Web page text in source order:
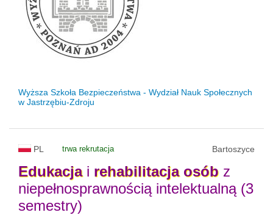
Wyższa Szkoła Bezpieczeństwa - Wydział Nauk Społecznych
w Jastrzębiu-Zdroju
PL trwa rekrutacja Bartoszyce
Edukacjai rehabilitacja osób z
niepełnosprawnością intelektualną (3
semestry)